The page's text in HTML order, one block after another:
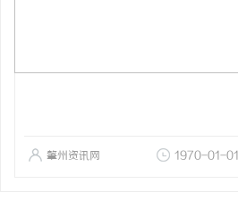
肇州资讯网 1970-01-01